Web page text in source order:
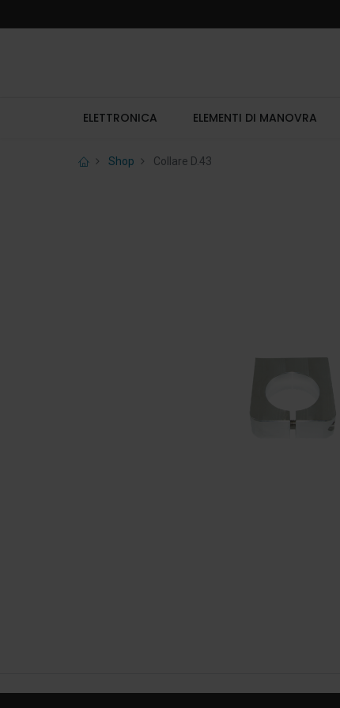
ELETTRONICA ELEMENTI DI MANOVRA
Shop Collare D.43